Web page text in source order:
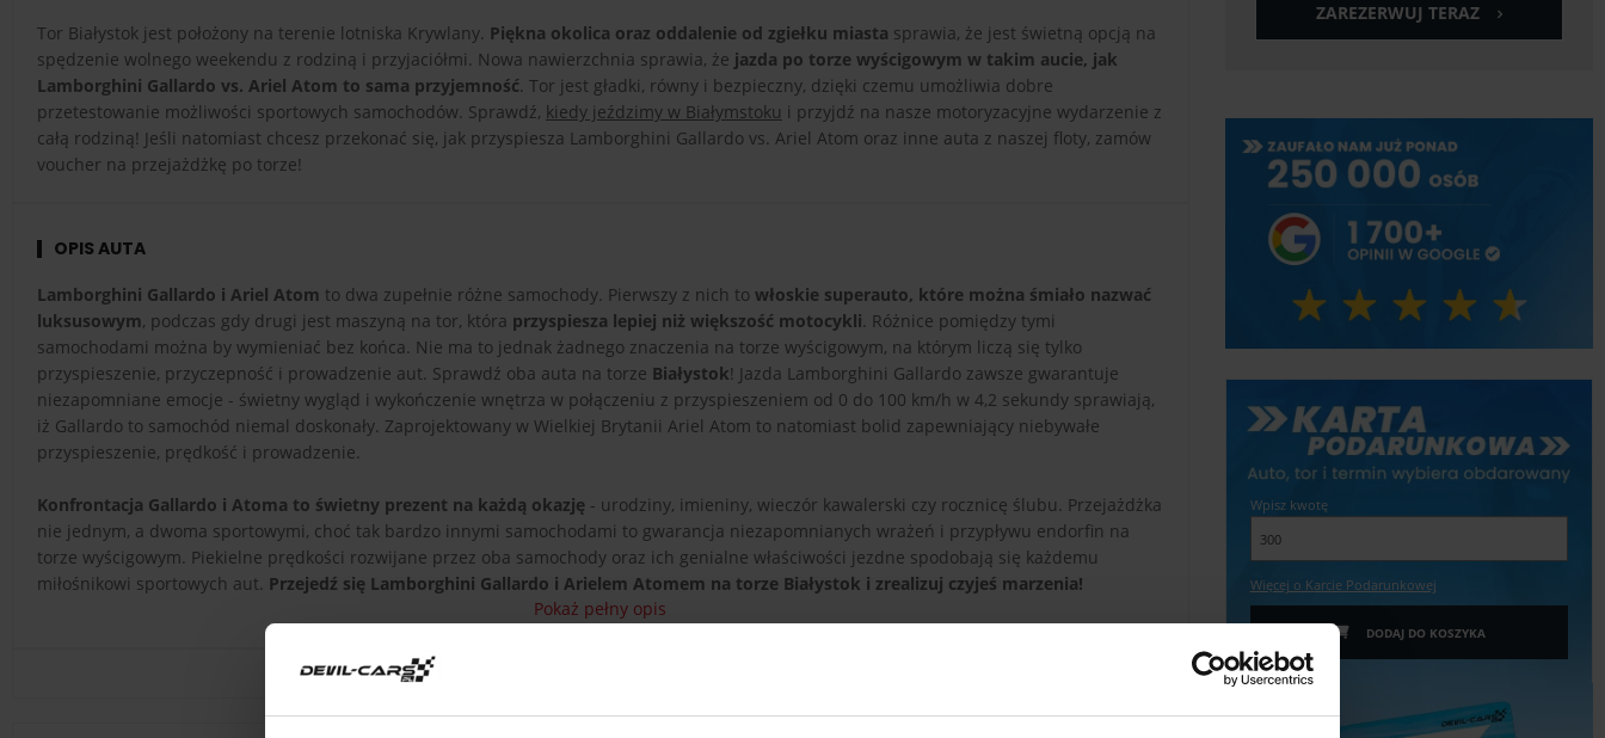
Tor Białystok jest położony na terenie lotniska Krywlany. Piękna okolica oraz oddalenie od zgiełku miasta sprawia, że jest świetną opcją na
spędzenie wolnego weekendu z rodziną i przyjaciółmi. Nowa nawierzchnia sprawia, że jazda po torze wyścigowym w takim aucie, jak
Lamborghini Gallardo vs. Ariel Atom to sama przyjemność. Tor jest gładki, równy i bezpieczny, dzięki czemu umożliwia dobre
przetestowanie możliwości sportowych samochodów. Sprawdź, kiedy jeździmy w Białymstoku i przyjdź na nasze motoryzacyjne wydarzenie z
całą rodziną! Jeśli natomiast chcesz przekonać się, jak przyspiesza Lamborghini Gallardo vs. Ariel Atom oraz inne auta z naszej floty, zamów
voucher na przejażdżkę po torze!
OPIS AUTA
Lamborghini Gallardo i Ariel Atom to dwa zupełnie różne samochody. Pierwszy z nich to włoskie superauto, które można śmiało nazwać
luksusowym, podczas gdy drugi jest maszyną na tor, która przyspiesza lepiej niż większość motocykli. Różnice pomiędzy tymi
samochodami można by wymieniać bez końca. Nie ma to jednak żadnego znaczenia na torze wyścigowym, na którym liczą się tylko
przyspieszenie, przyczepność i prowadzenie aut. Sprawdź oba auta na torze Białystok! Jazda Lamborghini Gallardo zawsze gwarantuje
niezapomniane emocje - świetny wygląd i wykończenie wnętrza w połączeniu z przyspieszeniem od 0 do 100 km/h w 4,2 sekundy sprawiają,
iż Gallardo to samochód niemal doskonały. Zaprojektowany w Wielkiej Brytanii Ariel Atom to natomiast bolid zapewniający niebywałe
przyspieszenie, prędkość i prowadzenie.
Konfrontacja Gallardo i Atoma to świetny prezent na każdą okazję - urodziny, imieniny, wieczór kawalerski czy rocznicę ślubu. Przejażdżka
nie jednym, a dwoma sportowymi, choć tak bardzo innymi samochodami to gwarancja niezapomnianych wrażeń i przypływu endorfin na
torze wyścigowym. Piekielne prędkości rozwijane przez oba samochody oraz ich genialne właściwości jezdne spodobają się każdemu
miłośnikowi sportowych aut. Przejedź się Lamborghini Gallardo i Arielem Atomem na torze Białystok i zrealizuj czyjeś marzenia!
Pokaż pełny opis
ZAREZERWUJ TERAZ
Wpisz kwotę
Więcej o Karcie Podarunkowej
DODAJ DO KOSZYKA